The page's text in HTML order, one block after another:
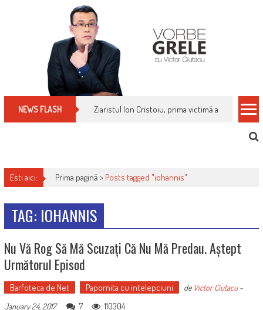
NEWS FLASH Ziaristul Ion Cristoiu, prima victimă a noi
Esti aici: Prima pagină > Posts tagged "iohannis"
TAG: IOHANNIS
Nu Vă Rog Să Mă Scuzați Că Nu Mă Predau. Aștept
Următorul Episod
Barfoteca de Net Papornita cu intelepciuni de Victor Ciutacu-
January 24, 2017
7 110304